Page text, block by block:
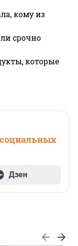
кому из
срочно
которые
Дзен